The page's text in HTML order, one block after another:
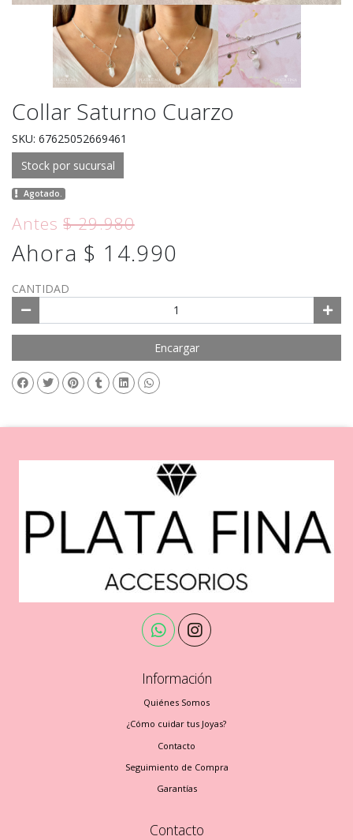
Collar Saturno Cuarzo
SKU: 67625052669461
Stock por sucursal
Agotado.
Antes$ 29.980
Ahora $ 14.990
CANTIDAD
Encargar
Información
Quiénes Somos
¿Cómo cuidar tus Joyas?
Contacto
Seguimiento de Compra
Garantías
Contacto